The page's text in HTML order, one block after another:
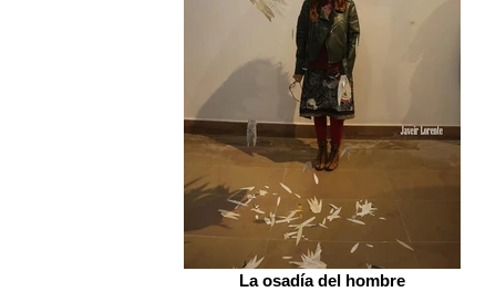
La osadía del hombre